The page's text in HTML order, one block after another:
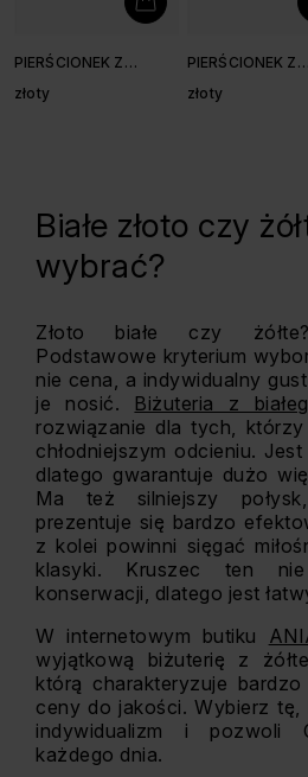
PIERŚCIONEK Z
3,9 MM
złoty
PIERŚCIONEK Z
MM
złoty
Białe złoto czy
wybrać?
Złoto białe czy
Podstawowe kryterium
nie cena, a indywidualny
je nosić. Biżuteria z
rozwiązanie dla tych,
chłodniejszym odcieniu.
dlatego gwarantuje dużo
Ma też silniejszy
prezentuje się bardzo
z kolei powinni sięgać
klasyki. Kruszec ten
konserwacji, dlatego jest
W internetowym butiku
wyjątkową biżuterię z
którą charakteryzuje
ceny do jakości. Wybierz tę,
indywidualizm i pozwoli
każdego dnia.